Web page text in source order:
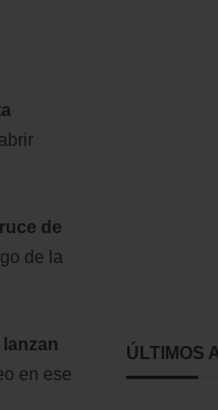
de
de la
en ese
ÚLTIMOS